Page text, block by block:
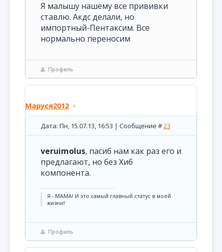
Я малышу нашему все прививки
ставлю. Акдс делали, но
импортный-Пентаксим. Все
нормально переносим
Профиль
Маруся2012
Дата: Пн, 15.07.13, 16:53 | Сообщение #23
veruimolus, пасиб нам как раз его и
предлагают, но без Хиб
компонента.
Я - МАМА! И это самый главный статус в моей
жизни!
Профиль